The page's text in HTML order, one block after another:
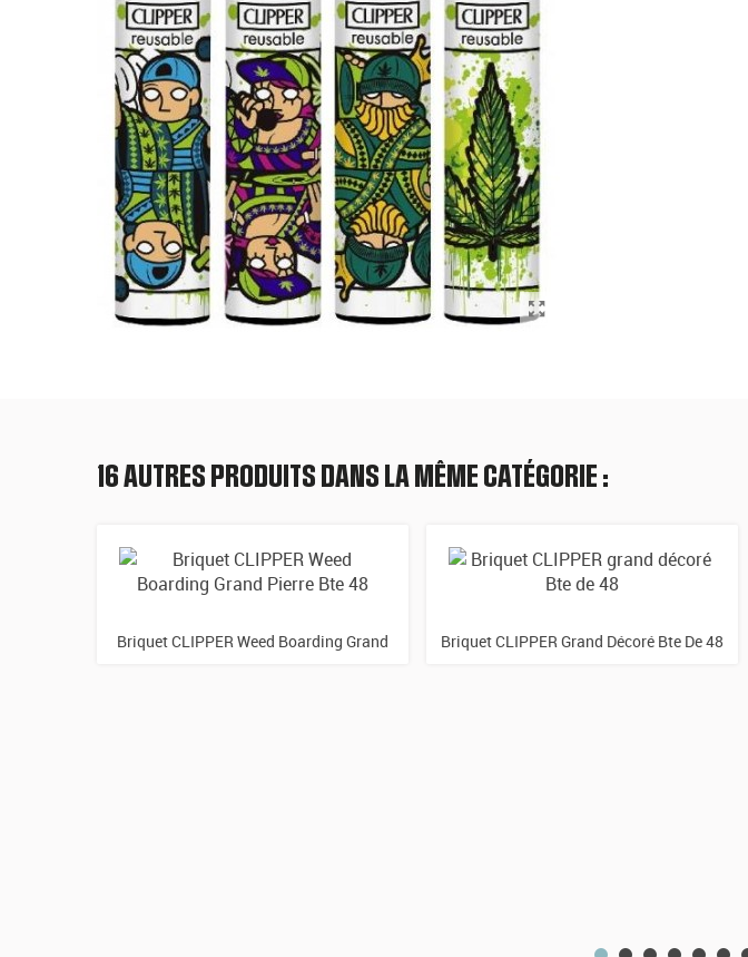
16 AUTRES PRODUITS DANS LA MÊME CATÉGORIE :
Briquet CLIPPER Weed Boarding Grand
Briquet CLIPPER Grand Décoré Bte De 48